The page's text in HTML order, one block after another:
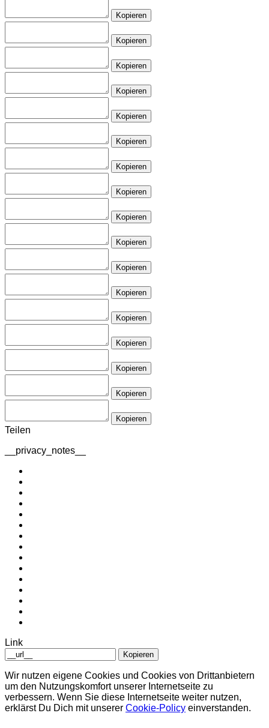
Kopieren
Kopieren
Kopieren
Kopieren
Kopieren
Kopieren
Kopieren
Kopieren
Kopieren
Kopieren
Kopieren
Kopieren
Kopieren
Kopieren
Kopieren
Kopieren
Kopieren
Teilen
__privacy_notes__
Link
Kopieren
Wir nutzen eigene Cookies und Cookies von Drittanbietern
um den Nutzungskomfort unserer Internetseite zu
verbessern. Wenn Sie diese Internetseite weiter nutzen,
erklärst Du Dich mit unserer Cookie-Policy einverstanden.